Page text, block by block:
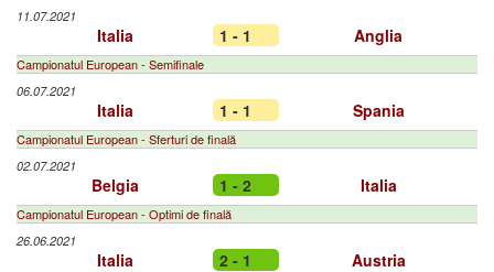
11.07.2021
Italia 1 - 1 Anglia
Campionatul European - Semifinale
06.07.2021
Italia 1 - 1 Spania
Campionatul European - Sferturi de finală
02.07.2021
Belgia 1 - 2 Italia
Campionatul European - Optimi de finală
26.06.2021
Italia 2 - 1 Austria